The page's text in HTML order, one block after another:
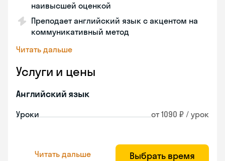
наивысшей оценкой
Преподает английский язык с акцентом на
коммуникативный метод
Читать дальше
Услуги и цены
Английский язык
Уроки от 1090 ₽ / урок
Читать дальше Выбрать время